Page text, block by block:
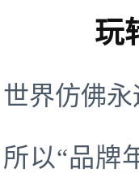
玩
世界仿佛
所以“品牌